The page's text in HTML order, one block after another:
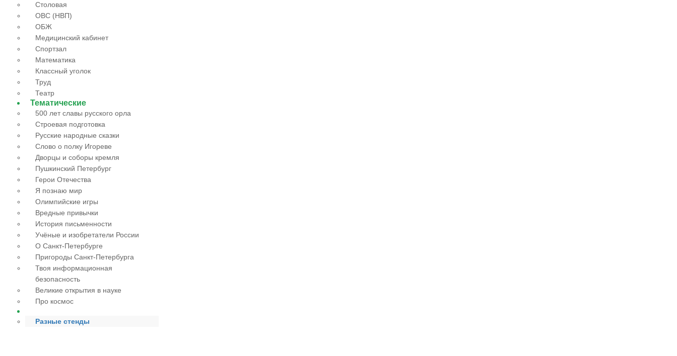
Столовая
ОВС (НВП)
ОБЖ
Медицинский кабинет
Спортзал
Математика
Классный уголок
Труд
Театр
Тематические
500 лет славы русского орла
Строевая подготовка
Русские народные сказки
Слово о полку Игореве
Дворцы и соборы кремля
Пушкинский Петербург
Герои Отечества
Я познаю мир
Олимпийские игры
Вредные привычки
История письменности
Учёные и изобретатели России
О Санкт-Петербурге
Пригороды Санкт-Петербурга
Твоя информационная
безопасность
Великие открытия в науке
Про космос
Разные стенды